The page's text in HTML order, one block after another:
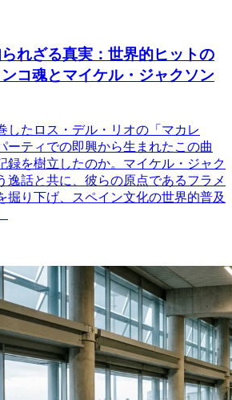
られざる真実：世界的ヒットの
コ魂とマイケル・ジャクソン
したロス・デル・リオの「マカレ
ーティでの即興から生まれたこの曲
録を樹立したのか。マイケル・ジャク
逸話と共に、彼らの原点であるフラメ
掘り下げ、スペイン文化の世界的普及